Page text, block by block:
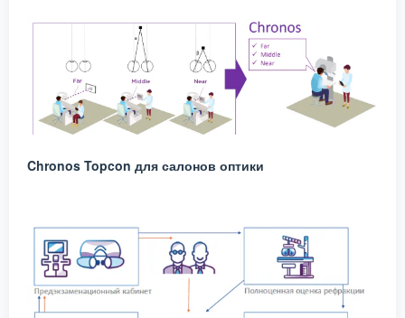
Chronos Topcon для салонов оптики